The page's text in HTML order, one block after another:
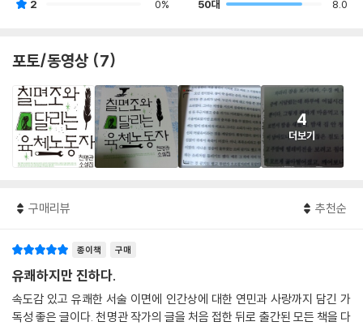
2
0%
50대
8.0
포토/동영상 (7)
4
더보기
구매리뷰 추천순
종이책 구매
유쾌하지만 진하다.
속도감 있고 유쾌한 서술 이면에 인간상에 대한 연민과 사랑까지 담긴 가
독성 좋은 글이다. 천명관 작가의 글을 처음 접한 뒤로 출간된 모든 책을 다